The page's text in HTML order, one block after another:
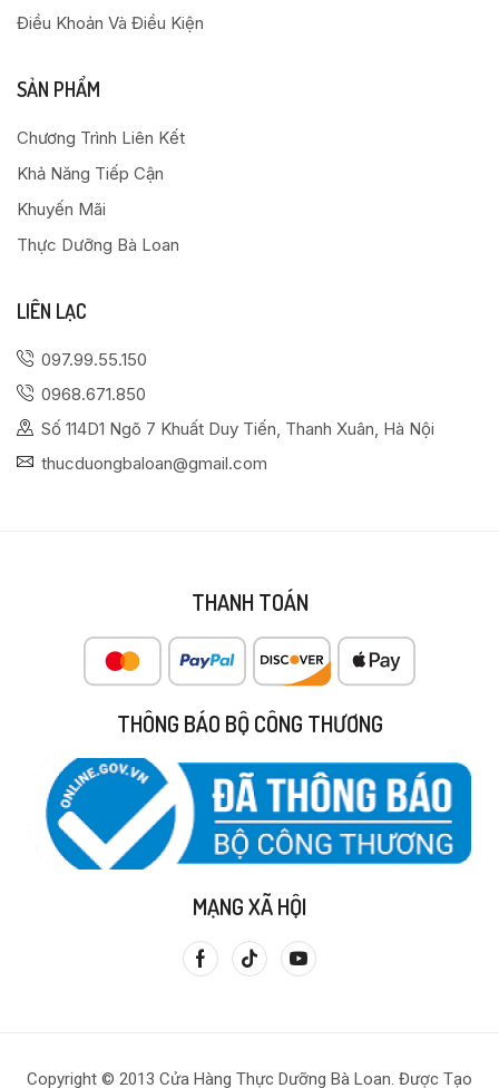
Điều Khoản Và Điều Kiện
SẢN PHẨM
Chương Trình Liên Kết
Khả Năng Tiếp Cận
Khuyến Mãi
Thực Dưỡng Bà Loan
LIÊN LẠC
097.99.55.150
0968.671.850
Số 114D1 Ngõ 7 Khuất Duy Tiến, Thanh Xuân, Hà Nội
thucduongbaloan@gmail.com
THANH TOÁN
THÔNG BÁO BỘ CÔNG THƯƠNG
MẠNG XÃ HỘI
Copyright © 2013 Cửa Hàng Thực Dưỡng Bà Loan. Được Tạo